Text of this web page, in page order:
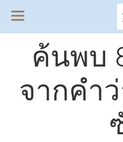
ค้นพบ
จากคำ